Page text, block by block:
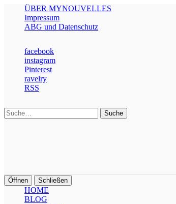
ÜBER MYNOUVELLES
Impressum
ABG und Datenschutz
facebook
instagram
Pinterest
ravelry
RSS
Suche
Öffnen Schließen
HOME
BLOG